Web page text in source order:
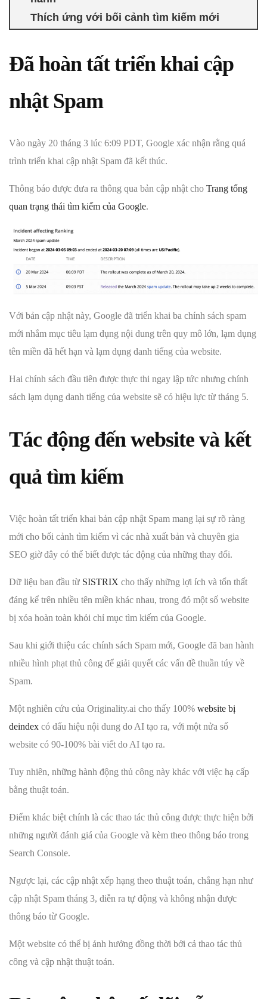
Thích ứng với bối cảnh tìm kiếm mới
Đã hoàn tất triển khai cập
nhật Spam
Vào ngày 20 tháng 3 lúc 6:09 PDT, Google xác nhận rằng quá
trình triển khai cập nhật Spam đã kết thúc.
Thông báo được đưa ra thông qua bản cập nhật cho Trang tổng
quan trạng thái tìm kiếm của Google.
Với bản cập nhật này, Google đã triển khai ba chính sách spam
mới nhắm mục tiêu lạm dụng nội dung trên quy mô lớn, lạm dụng
tên miền đã hết hạn và lạm dụng danh tiếng của website.
Hai chính sách đầu tiên được thực thi ngay lập tức nhưng chính
sách lạm dụng danh tiếng của website sẽ có hiệu lực từ tháng 5.
Tác động đến website và kết
quả tìm kiếm
Việc hoàn tất triển khai bản cập nhật Spam mang lại sự rõ ràng
mới cho bối cảnh tìm kiếm vì các nhà xuất bản và chuyên gia
SEO giờ đây có thể biết được tác động của những thay đổi.
Dữ liệu ban đầu từ SISTRIX cho thấy những lợi ích và tổn thất
đáng kể trên nhiều tên miền khác nhau, trong đó một số website
bị xóa hoàn toàn khỏi chỉ mục tìm kiếm của Google.
Sau khi giới thiệu các chính sách Spam mới, Google đã ban hành
nhiều hình phạt thủ công để giải quyết các vấn đề thuần túy về
Spam.
Một nghiên cứu của Originality.ai cho thấy 100% website bị
deindex có dấu hiệu nội dung do AI tạo ra, với một nửa số
website có 90-100% bài viết do AI tạo ra.
Tuy nhiên, những hành động thủ công này khác với việc hạ cấp
bằng thuật toán.
Điểm khác biệt chính là các thao tác thủ công được thực hiện bởi
những người đánh giá của Google và kèm theo thông báo trong
Search Console.
Ngược lại, các cập nhật xếp hạng theo thuật toán, chẳng hạn như
cập nhật Spam tháng 3, diễn ra tự động và không nhận được
thông báo từ Google.
Một website có thể bị ảnh hưởng đồng thời bởi cả thao tác thủ
công và cập nhật thuật toán.